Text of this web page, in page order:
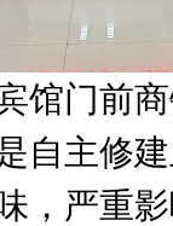
门前商
自主修
，严重